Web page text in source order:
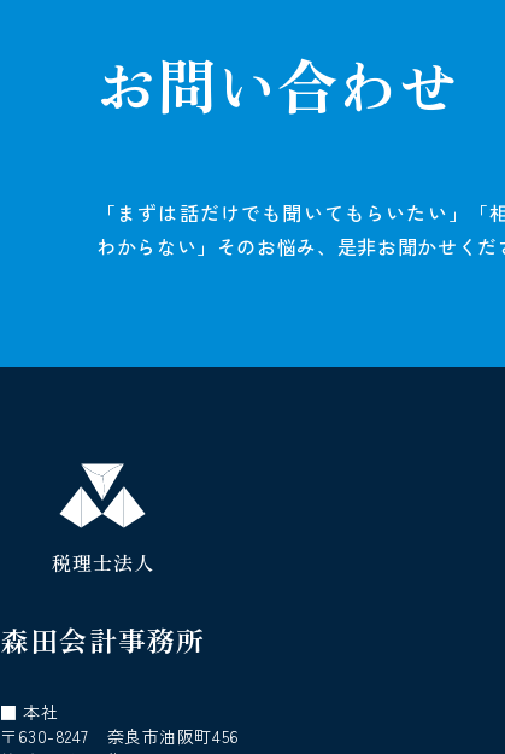
お問い合わせ
「まずは話だけでも聞いてもらいたい」「
わからない」そのお悩み、是非お聞かせくだ
森田会計事務所
税理士法人
■ 本社
〒630-8247 奈良市油阪町456